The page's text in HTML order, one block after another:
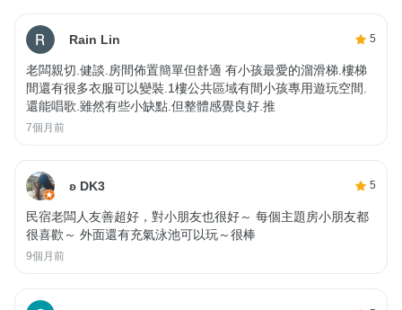
Rain Lin 5
老闆親切.健談.房間佈置簡單但舒適 有小孩最愛的溜滑梯.樓梯
間還有很多衣服可以變裝.1樓公共區域有間小孩專用遊玩空間.
還能唱歌.雖然有些小缺點.但整體感覺良好.推
7個月前
ʚ DK3 5
民宿老闆人友善超好，對小朋友也很好～ 每個主題房小朋友都
很喜歡～ 外面還有充氣泳池可以玩～很棒
9個月前